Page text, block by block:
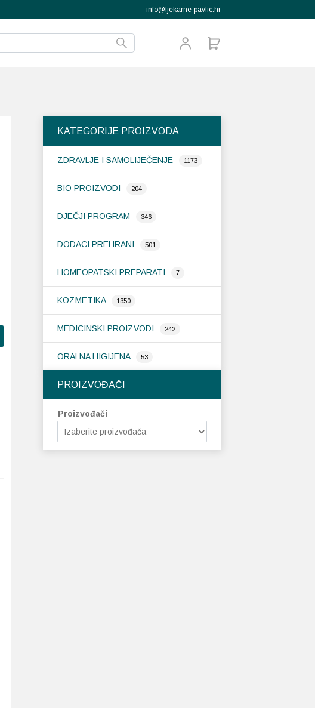
info@ljekarne-pavlic.hr
KATEGORIJE PROIZVODA
ZDRAVLJE I SAMOLIJEČENJE 1173
BIO PROIZVODI 204
DJEČJI PROGRAM 346
DODACI PREHRANI 501
HOMEOPATSKI PREPARATI 7
KOZMETIKA 1350
MEDICINSKI PROIZVODI 242
ORALNA HIGIJENA 53
PROIZVOĐAČI
Proizvođači